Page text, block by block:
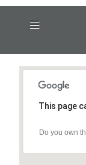
This page
Do you own